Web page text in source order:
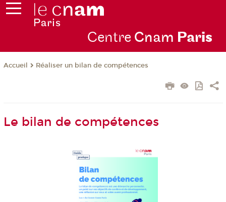
Centre Cnam Paris
Accueil Réaliser un bilan de compétences
Le bilan de compétences